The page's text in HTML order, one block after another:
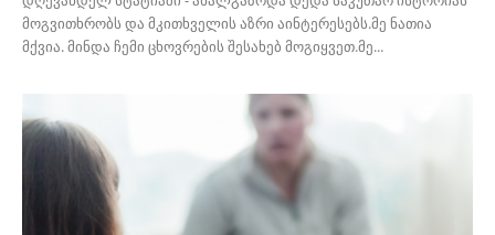
მოგვითხრობს და მკითხველის აზრი აინტერესებს.მე ნათია
მქვია. მინდა ჩემი ცხოვრების შესახებ მოგიყვეთ.მე...